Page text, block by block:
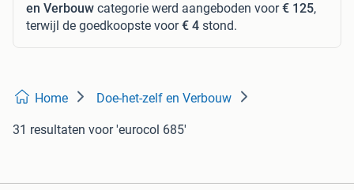
en Verbouw categorie werd aangeboden voor€ 125,
terwijl de goedkoopste voor€ 4 stond.
Home Doe-het-zelf en Verbouw
31 resultaten voor 'eurocol 685'